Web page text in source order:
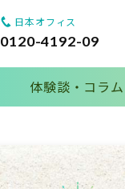
日本オフィス
0120-4192-09
体験談・コラム